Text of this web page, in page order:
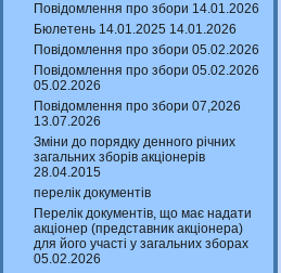
Повідомлення про збори 14.01.2026
Бюлетень 14.01.2025 14.01.2026
Повідомлення про збори 05.02.2026
Повідомлення про збори 05.02.2026
05.02.2026
Повідомлення про збори 07,2026
13.07.2026
Зміни до порядку денного річних
загальних зборів акціонерів
28.04.2015
перелік документів
Перелік документів, що має надати
акціонер (представник акціонера)
для його участі у загальних зборах
05.02.2026